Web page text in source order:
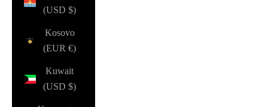
(USD $)
Kosovo
(EUR €)
Kuwait
(USD $)